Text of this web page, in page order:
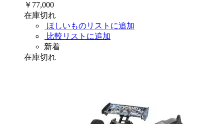
￥77,000
在庫切れ
ほしいものリストに追加
比較リストに追加
新着
在庫切れ